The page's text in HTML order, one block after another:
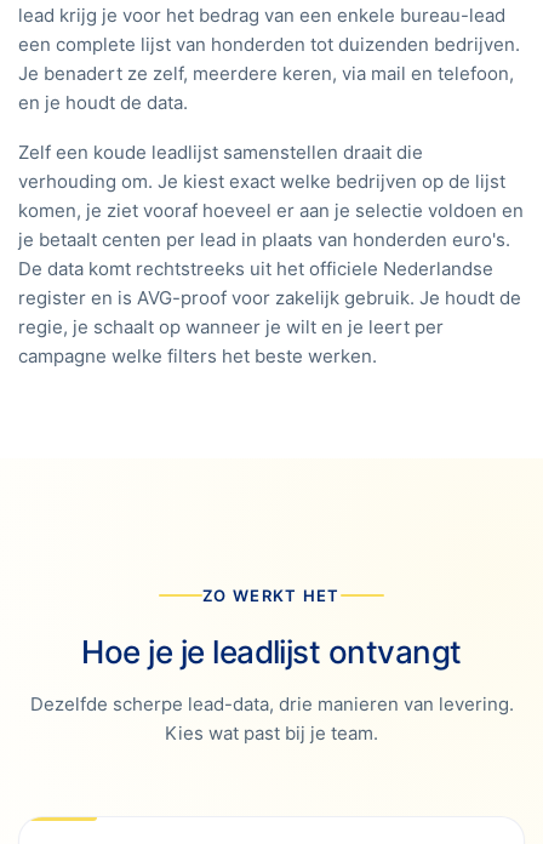
lead krijg je voor het bedrag van een enkele bureau-lead
een complete lijst van honderden tot duizenden bedrijven.
Je benadert ze zelf, meerdere keren, via mail en telefoon,
en je houdt de data.
Zelf een koude leadlijst samenstellen draait die
verhouding om. Je kiest exact welke bedrijven op de lijst
komen, je ziet vooraf hoeveel er aan je selectie voldoen en
je betaalt centen per lead in plaats van honderden euro's.
De data komt rechtstreeks uit het officiele Nederlandse
register en is AVG-proof voor zakelijk gebruik. Je houdt de
regie, je schaalt op wanneer je wilt en je leert per
campagne welke filters het beste werken.
ZO WERKT HET
Hoe je je leadlijst ontvangt
Dezelfde scherpe lead-data, drie manieren van levering.
Kies wat past bij je team.